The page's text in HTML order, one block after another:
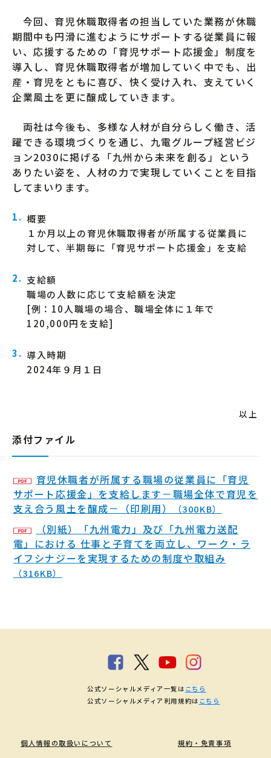
今回、育児休職取得者の担当していた業務が休職
期間中も円滑に進むようにサポートする従業員に報
い、応援するための「育児サポート応援金」制度を
導入し、育児休職取得者が増加していく中でも、出
産・育児をともに喜び、快く受け入れ、支えていく
企業風土を更に醸成していきます。
両社は今後も、多様な人材が自分らしく働き、活
躍できる環境づくりを通じ、九電グループ経営ビジ
ョン2030に掲げる「九州から未来を創る」という
ありたい姿を、人材の力で実現していくことを目指
してまいります。
概要
１か月以上の育児休職取得者が所属する従業員に
対して、半期毎に「育児サポート応援金」を支給
支給額
職場の人数に応じて支給額を決定
[例：10人職場の場合、職場全体に１年で
120,000円を支給]
導入時期
2024年９月１日
以上
添付ファイル
育児休職者が所属する職場の従業員に「育児
サポート応援金」を支給します－職場全体で育児を
支え合う風土を醸成－（印刷用）
（300KB）
（別紙）「九州電力」及び「九州電力送配
電」における 仕事と子育てを両立し、ワーク・ラ
イフシナジーを実現するための制度や取組み
（316KB）
個人情報の取扱いについて 規約・免責事項
公式ソーシャルメディア一覧は こちら
公式ソーシャルメディア利用規約は こちら